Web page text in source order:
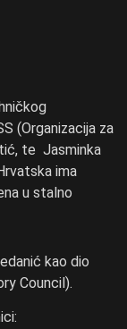
(Organizacija za
te Jasminka
ima
u stalno
kao dio
Council).